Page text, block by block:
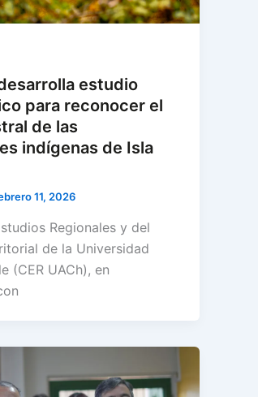
estudio
para reconocer el
de las
indígenas de Isla
11, 2026
Regionales y del
de la Universidad
(CER UACh), en